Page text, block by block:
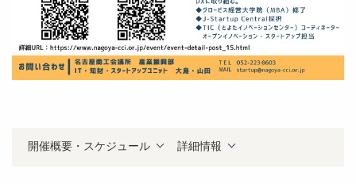
開催概要・スケジュール 詳細情報